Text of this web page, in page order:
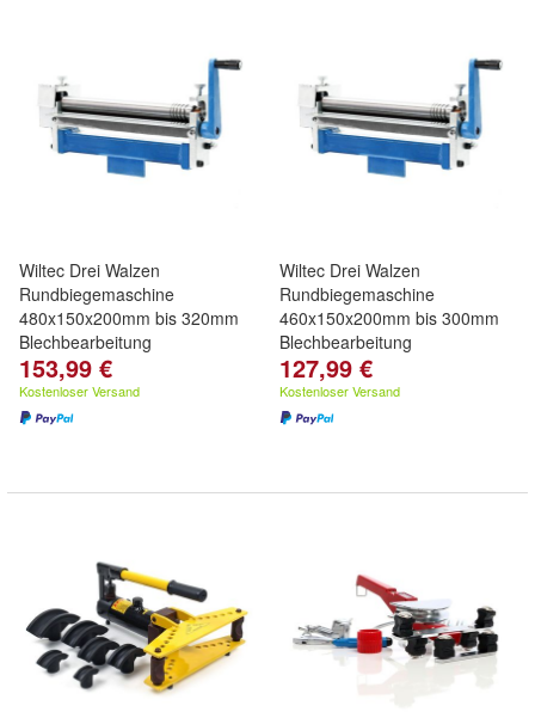
Wiltec Drei Walzen
Rundbiegemaschine
480x150x200mm bis 320mm
Blechbearbeitung
153,99 €
Kostenloser Versand
Wiltec Drei Walzen
Rundbiegemaschine
460x150x200mm bis 300mm
Blechbearbeitung
127,99 €
Kostenloser Versand